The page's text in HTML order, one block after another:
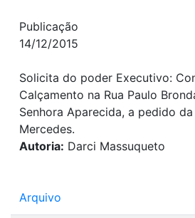
Publicação
14/12/2015
Solicita do poder Executivo:
Calçamento na Rua Paulo
Senhora Aparecida, a pedido
Mercedes.
Autoria: Darci Massuqueto
Arquivo